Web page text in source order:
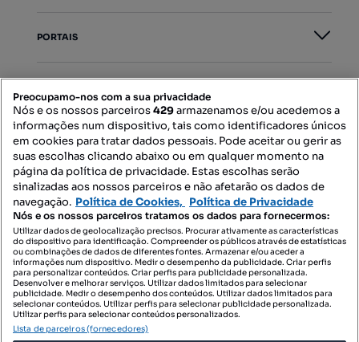
PORTAIS
Contacte-nos
SIGA-NOS:
DESCARREGAR NA:
Preocupamo-nos com a sua privacidade
Nós e os nossos parceiros429armazenamos e/ou acedemos a
informações num dispositivo, tais como identificadores únicos
em cookies para tratar dados pessoais. Pode aceitar ou gerir as
suas escolhas clicando abaixo ou em qualquer momento na
página da política de privacidade. Estas escolhas serão
sinalizadas aos nossos parceiros e não afetarão os dados de
navegação. Política de Cookies, Política de Privacidade
Nós e os nossos parceiros tratamos os dados para fornecermos:
Utilizar dados de geolocalização precisos. Procurar ativamente as características
do dispositivo para identificação. Compreender os públicos através de estatísticas
ou combinações de dados de diferentes fontes. Armazenar e/ou aceder a
informações num dispositivo. Medir o desempenho da publicidade. Criar perfis
para personalizar conteúdos. Criar perfis para publicidade personalizada.
Desenvolver e melhorar serviços. Utilizar dados limitados para selecionar
publicidade. Medir o desempenho dos conteúdos. Utilizar dados limitados para
selecionar conteúdos. Utilizar perfis para selecionar publicidade personalizada.
Utilizar perfis para selecionar conteúdos personalizados.
Lista de parceiros (fornecedores)